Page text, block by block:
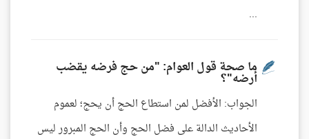
...
ما صحة قول العوام: "من حج فرضه يقضب
أرضه"؟
الجواب: الأفضل لمن استطاع الحج أن يحج؛ لعموم
الأحاديث الدالة على فضل الحج وأن الحج المبرور ليس